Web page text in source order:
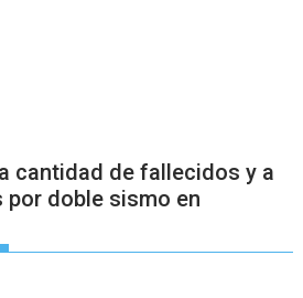
cantidad de fallecidos y a
por doble sismo en